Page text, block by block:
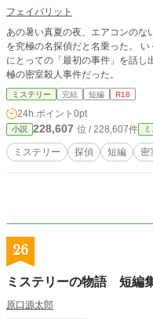
フェイバリット
あの暑い真夏の夜、エアコンのな
を究極の名探偵だと名乗った。
にとっての「最初の事件」を話し
極の密室殺人事件だった。
ミステリー 完結 短編 R18
24h.ポイント 0pt
小説 228,607 位 / 228,607件
ミステリー 探偵 短編 密
26
ミステリーの物語 短編
原口源太郎